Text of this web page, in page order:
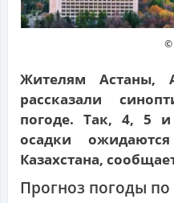
©
Жителям Астаны,
рассказали
погоде. Так, 4, 5
осадки
Казахстана,
Прогноз погоды по